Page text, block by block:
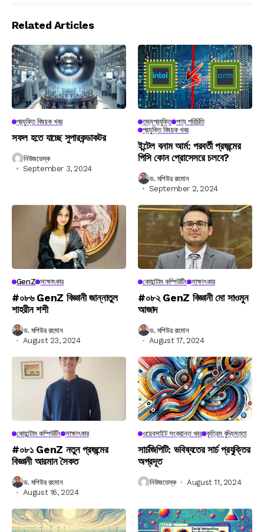
Related Articles
প্রযুক্তি বিষয়ক খবর
সফল হতে যাচ্ছে সুপারকন্ডাকটর
নিউজডেস্ক
September 3, 2024
তথ্যপ্রযুক্তি পণ্য পরিচিতি
প্রযুক্তি বিষয়ক খবর
ইন্টেল বনাম আর্ম: পরবর্তী প্রজন্মের
পিসি কোন প্রোসেসরে চলবে?
ড. মশিউর রহমান
September 2, 2024
GenZ সাক্ষাৎকার
#০৮৬ GenZ বিজ্ঞানী জান্নাতুল
শাহরীন শশী
ড. মশিউর রহমান
August 23, 2024
কোয়ান্টাম কম্পিউটিং সাক্ষাৎকার
#০৮২ GenZ বিজ্ঞানী মো সাওমুন
আজাদ
ড. মশিউর রহমান
August 17, 2024
কোয়ান্টাম কম্পিউটিং সাক্ষাৎকার
#০৮১ GenZ নতুন প্রজন্মের
বিজ্ঞানী আরমান সৈকত
ড. মশিউর রহমান
August 16, 2024
ওয়েবসাইট সংক্রান্ত খবর কৃত্রিম বুদ্ধিমত্তা
সার্চজিপিটি: ভবিষ্যতের সার্চ প্রযুক্তির
অগ্রদূত
নিউজডেস্ক August 11, 2024